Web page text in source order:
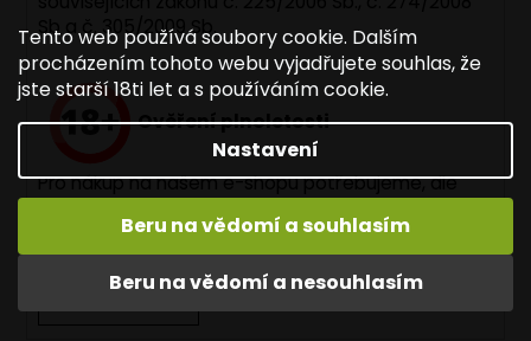
Tento web používá soubory cookie. Dalším
procházením tohoto webu vyjadřujete souhlas, že
jste starší 18ti let a s používáním cookie.
Nastavení
Beru na vědomí a nesouhlasím
Beru na vědomí a souhlasím
Sb a č. 305/2009 Sb.
Ověření plnoletosti
Pro nákup na našem e-shopu potřebujeme, dle
Vaše osobní údaje nikdy neukládáme!
PŘIHLÁSIT SE